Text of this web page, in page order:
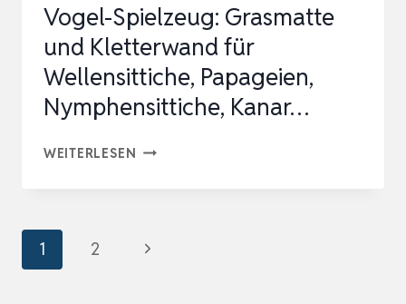
MONTESSO…
Vogel-Spielzeug: Grasmatte
und Kletterwand für
Wellensittiche, Papageien,
Nymphensittiche, Kanar…
WEITERLESEN VOGEL-
KLETTERWAND
Seitennavigation
1 2
Nächste